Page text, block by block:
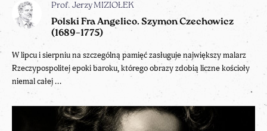
Prof. Jerzy MIZIOŁEK
Polski Fra Angelico. Szymon Czechowicz
(1689–1775)
W lipcu i sierpniu na szczególną pamięć zasługuje największy malarz
Rzeczypospolitej epoki baroku, którego obrazy zdobią liczne kościoły
niemal całej ...